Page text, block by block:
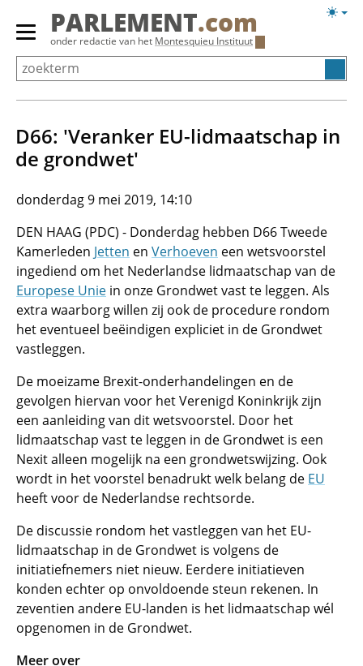
Overslaan
Primair
menu
tonen/verbergen
PARLEMENT.com
onder redactie van het Montesquieu Instituut
D66: 'Veranker EU-lidmaatschap in
de grondwet'
donderdag 9 mei 2019, 14:10
DEN HAAG (PDC) - Donderdag hebben D66 Tweede
Kamerleden Jetten en Verhoeven een wetsvoorstel
ingediend om het Nederlandse lidmaatschap van de
Europese Unie in onze Grondwet vast te leggen. Als
extra waarborg willen zij ook de procedure rondom
het eventueel beëindigen expliciet in de Grondwet
vastleggen.
De moeizame Brexit-onderhandelingen en de
gevolgen hiervan voor het Verenigd Koninkrijk zijn
een aanleiding van dit wetsvoorstel. Door het
lidmaatschap vast te leggen in de Grondwet is een
Nexit alleen mogelijk na een grondwetswijzing. Ook
wordt in het voorstel benadrukt welk belang de EU
heeft voor de Nederlandse rechtsorde.
De discussie rondom het vastleggen van het EU-
lidmaatschap in de Grondwet is volgens de
initiatiefnemers niet nieuw. Eerdere initiatieven
konden echter op onvoldoende steun rekenen. In
zeventien andere EU-landen is het lidmaatschap wél
opgenomen in de Grondwet.
Meer over